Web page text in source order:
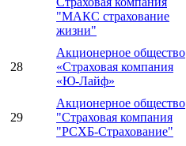
"МАКС страхование
жизни"
28
Акционерное общество
«Страховая компания
«Ю-Лайф»
29
Акционерное общество
"Страховая компания
"РСХБ-Страхование"